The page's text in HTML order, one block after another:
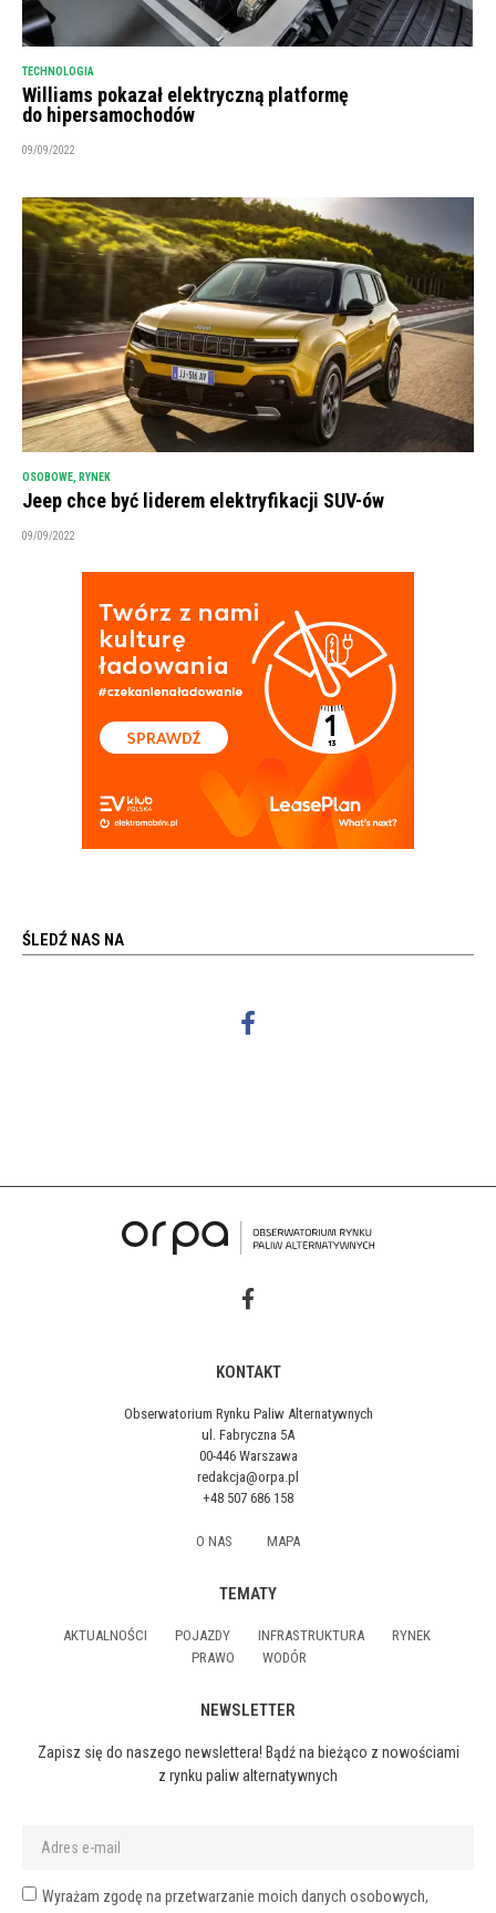
TECHNOLOGIA
Williams pokazał elektryczną platformę
do hipersamochodów
09/09/2022
OSOBOWE RYNEK
Jeep chce być liderem elektryfikacji SUV-ów
09/09/2022
ŚLEDŹ NAS NA
KONTAKT
Obserwatorium Rynku Paliw Alternatywnych
ul. Fabryczna 5A
00-446 Warszawa
redakcja@orpa.pl
+48 507 686 158
O NAS MAPA
TEMATY
AKTUALNOŚCI POJAZDY INFRASTRUKTURA
RYNEK
PRAWO
WODÓR
NEWSLETTER
Zapisz się do naszego newslettera! Bądź na bieżąco z nowościami
z rynku paliw alternatywnych
Wyrażam zgodę na przetwarzanie moich danych osobowych,